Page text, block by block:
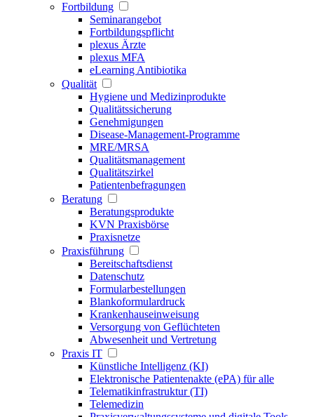
Fortbildung
Seminarangebot
Fortbildungspflicht
plexus Ärzte
plexus MFA
eLearning Antibiotika
Qualität
Hygiene und Medizinprodukte
Qualitätssicherung
Genehmigungen
Disease-Management-Programme
MRE/MRSA
Qualitätsmanagement
Qualitätszirkel
Patientenbefragungen
Beratung
Beratungsprodukte
KVN Praxisbörse
Praxisnetze
Praxisführung
Bereitschaftsdienst
Datenschutz
Formularbestellungen
Blankoformulardruck
Krankenhauseinweisung
Versorgung von Geflüchteten
Abwesenheit und Vertretung
Praxis IT
Künstliche Intelligenz (KI)
Elektronische Patientenakte (ePA) für alle
Telematikinfrastruktur (TI)
Telemedizin